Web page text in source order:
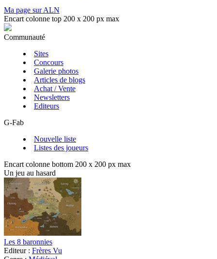
Ma page sur ALN
Encart colonne top 200 x 200 px max
Communauté
Sites
Concours
Galerie photos
Articles de blogs
Achat / Vente
Newsletters
Editeurs
G-Fab
Nouvelle liste
Listes des joueurs
Encart colonne bottom 200 x 200 px max
Un jeu au hasard
Les 8 baronnies
Editeur : Frères Vu